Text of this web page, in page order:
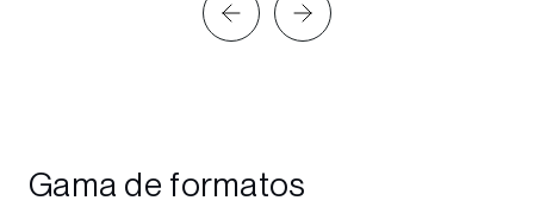
Gama de formatos